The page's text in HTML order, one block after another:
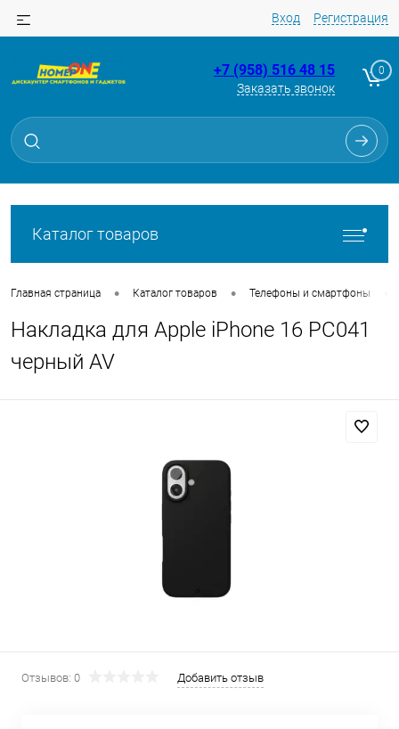
Вход Регистрация
+7 (958) 516 48 15
Заказать звонок
0
Каталог товаров
Главная страница • Каталог товаров • Телефоны и смартфоны
Накладка для Apple iPhone 16 PC041
черный AV
Отзывов: 0 Добавить отзыв
Для клиентов всех банков
Разбейте
без переплат
Сегодня
Оплачивайте сегодня только
% картой любого банка
Получайте товар
с вашей карты